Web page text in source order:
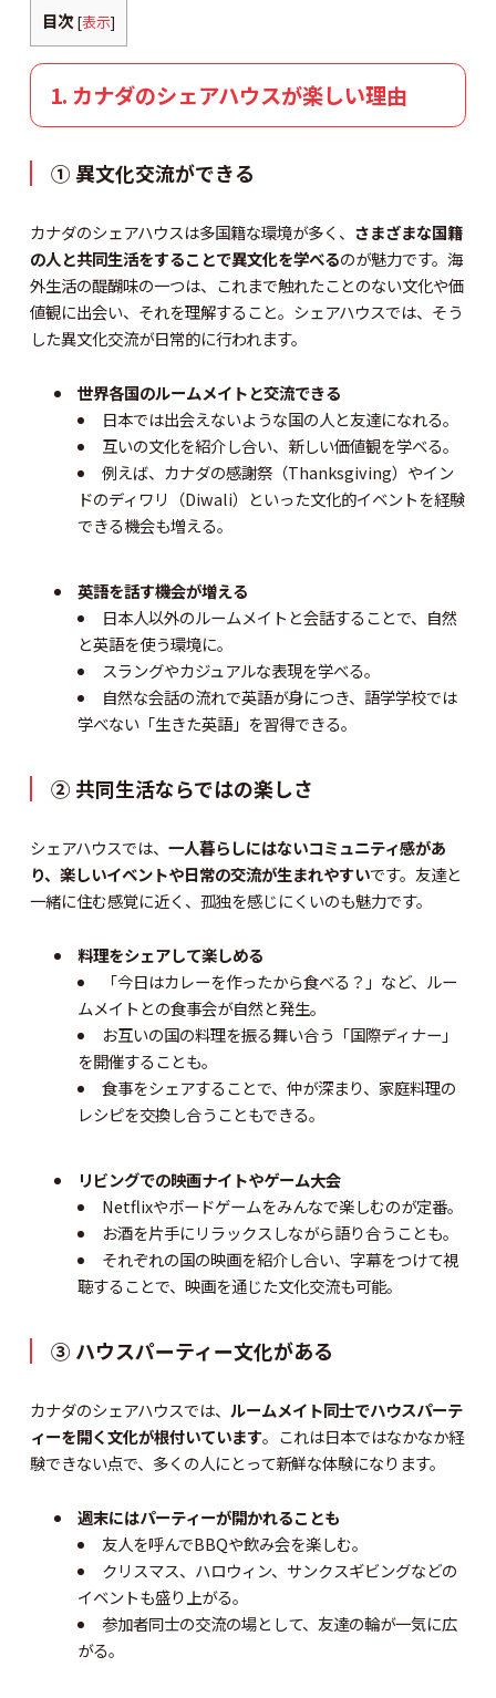
目次 [表示]
1. カナダのシェアハウスが楽しい理由
① 異文化交流ができる
カナダのシェアハウスは多国籍な環境が多く、 さまざまな国籍
の人と共同生活をすることで異文化を学べるのが魅力です。海
外生活の醍醐味の一つは、これまで触れたことのない文化や価
値観に出会い、それを理解すること。シェアハウスでは、そう
した異文化交流が日常的に行われます。
世界各国のルームメイトと交流できる
日本では出会えないような国の人と友達になれる。
互いの文化を紹介し合い、新しい価値観を学べる。
例えば、カナダの感謝祭（Thanksgiving）やイン
ドのディワリ（Diwali）といった文化的イベントを経験
できる機会も増える。
英語を話す機会が増える
日本人以外のルームメイトと会話することで、自然
と英語を使う環境に。
スラングやカジュアルな表現を学べる。
自然な会話の流れで英語が身につき、語学学校では
学べない「生きた英語」を習得できる。
② 共同生活ならではの楽しさ
シェアハウスでは、 一人暮らしにはないコミュニティ感があ
り、楽しいイベントや日常の交流が生まれやすいです。友達と
一緒に住む感覚に近く、孤独を感じにくいのも魅力です。
料理をシェアして楽しめる
「今日はカレーを作ったから食べる？」など、ルー
ムメイトとの食事会が自然と発生。
お互いの国の料理を振る舞い合う「国際ディナー」
を開催することも。
食事をシェアすることで、仲が深まり、家庭料理の
レシピを交換し合うこともできる。
リビングでの映画ナイトやゲーム大会
Netflixやボードゲームをみんなで楽しむのが定番。
お酒を片手にリラックスしながら語り合うことも。
それぞれの国の映画を紹介し合い、字幕をつけて視
聴することで、映画を通じた文化交流も可能。
③ ハウスパーティー文化がある
カナダのシェアハウスでは、 ルームメイト同士でハウスパーテ
ィーを開く文化が根付いています。これは日本ではなかなか経
験できない点で、多くの人にとって新鮮な体験になります。
週末にはパーティーが開かれることも
友人を呼んでBBQや飲み会を楽しむ。
クリスマス、ハロウィン、サンクスギビングなどの
イベントも盛り上がる。
参加者同士の交流の場として、友達の輪が一気に広
がる。